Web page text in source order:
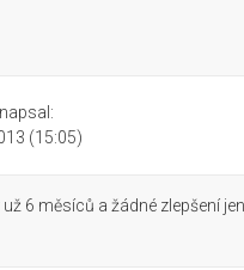
napsal:
(15:05)
6 měsíců a žádné zlepšení